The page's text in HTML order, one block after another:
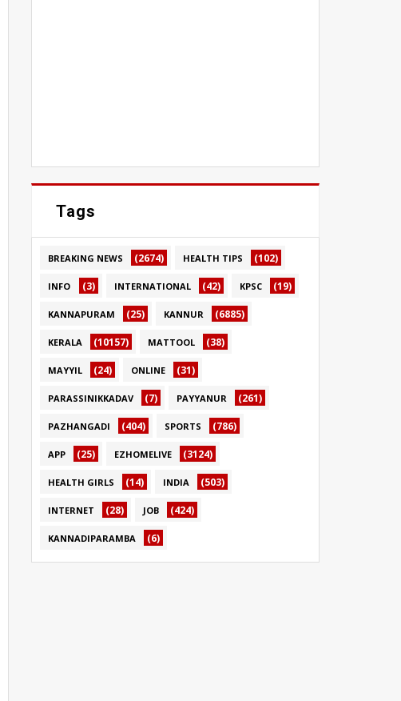
Tags
BREAKING NEWS (2674) HEALTH TIPS (102)
INFO (3) INTERNATIONAL (42) KPSC (19)
KANNAPURAM (25) KANNUR (6885)
KERALA (10157) MATTOOL (38)
MAYYIL (24) ONLINE (31)
PARASSINIKKADAV (7) PAYYANUR (261)
PAZHANGADI (404) SPORTS (786)
APP (25) EZHOMELIVE (3124)
HEALTH GIRLS (14) INDIA (503)
INTERNET (28) JOB (424)
KANNADIPARAMBA (6)